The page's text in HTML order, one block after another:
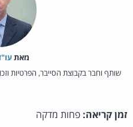
מאת‏
שותף וחבר בקבוצת הסייבר, הפרטיות
זמן קריאה: פחות מדקה